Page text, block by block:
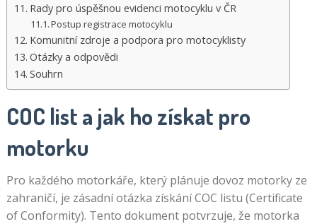
Rady pro úspěšnou evidenci motocyklu v ČR
Postup registrace motocyklu
Komunitní zdroje a podpora pro motocyklisty
Otázky a odpovědi
Souhrn
COC list a jak ho získat pro
motorku
Pro každého motorkáře, který plánuje dovoz motorky ze
zahraničí, je zásadní otázka získání COC listu (Certificate
of Conformity). Tento dokument potvrzuje, že motorka